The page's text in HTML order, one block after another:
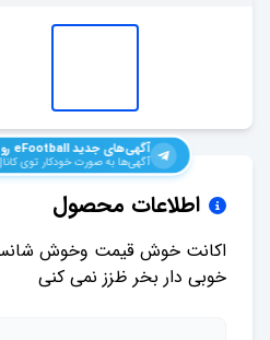
آگهی‌های جدیدeFootball
آگهی‌ها به صورت خودکار توی
اطلاعات محصول
خوبی دار بخر ظزز نمی کنی